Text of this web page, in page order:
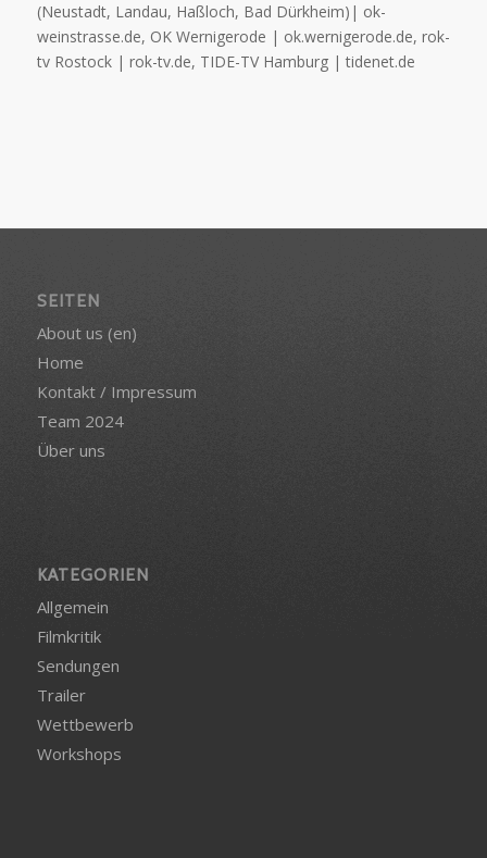
(Neustadt, Landau, Haßloch, Bad Dürkheim)| ok-
weinstrasse.de, OK Wernigerode | ok.wernigerode.de, rok-
tv Rostock | rok-tv.de, TIDE-TV Hamburg | tidenet.de
SEITEN
About us (en)
Home
Kontakt / Impressum
Team 2024
Über uns
KATEGORIEN
Allgemein
Filmkritik
Sendungen
Trailer
Wettbewerb
Workshops